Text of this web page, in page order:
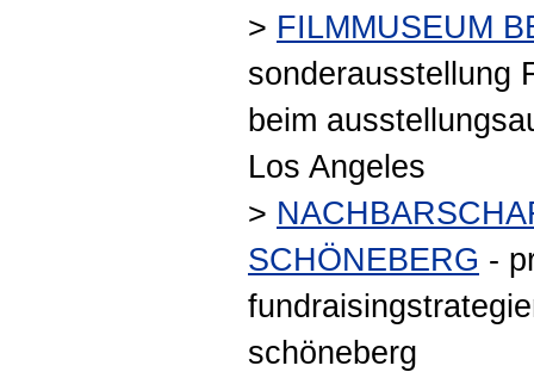
> FILMMUSEUM
sonderausstellung
beim
Los Angeles
>
SCHÖNEBERG -
schöneberg